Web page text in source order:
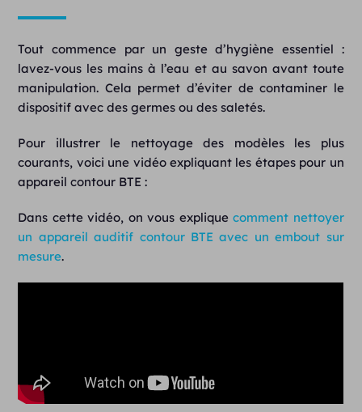
Tout commence par un geste d’hygiène essentiel :
lavez-vous les mains à l’eau et au savon avant toute
manipulation. Cela permet d’éviter de contaminer le
dispositif avec des germes ou des saletés.
Pour illustrer le nettoyage des modèles les plus
courants, voici une vidéo expliquant les étapes pour un
appareil contour BTE :
Dans cette vidéo, on vous expliquecomment nettoyer
un appareil auditif contour BTE avec un embout sur
mesure.